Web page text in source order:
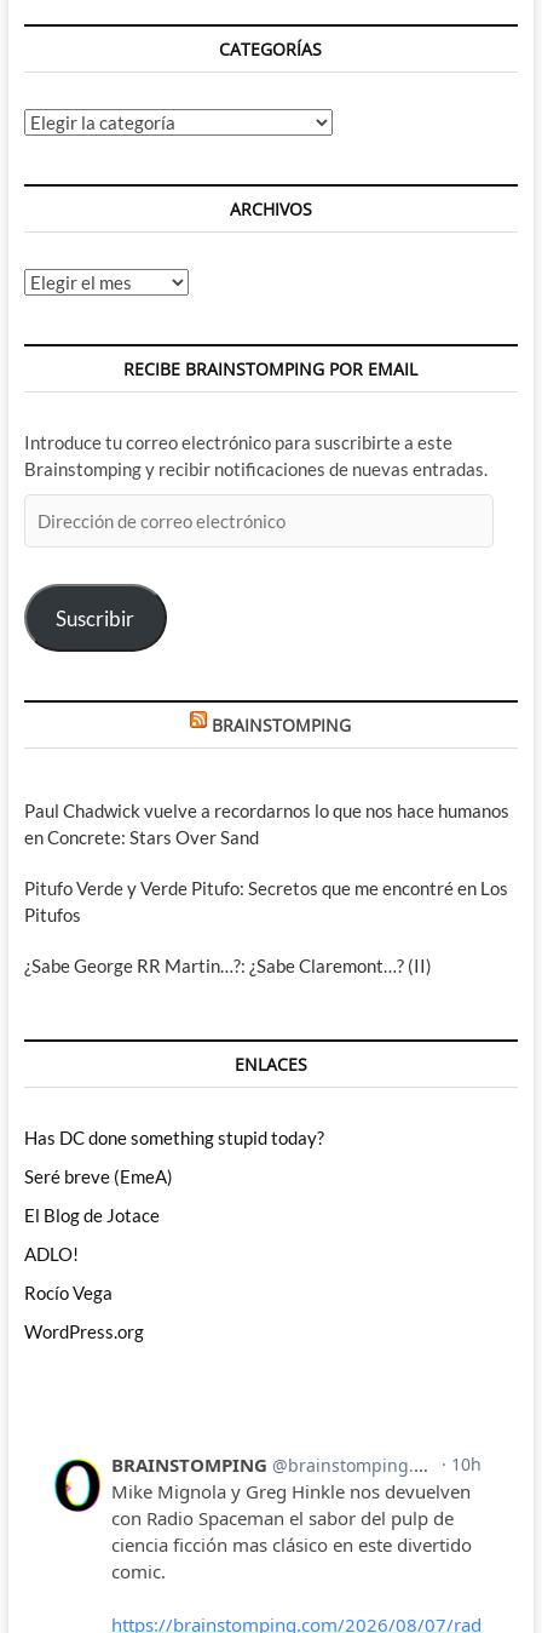
CATEGORÍAS
Categorías
ARCHIVOS
Archivos
RECIBE BRAINSTOMPING POR EMAIL
Introduce tu correo electrónico para suscribirte a este
Brainstomping y recibir notificaciones de nuevas entradas.
de
electrónico
Suscribir
BRAINSTOMPING
Paul Chadwick vuelve a recordarnos lo que nos hace humanos
en Concrete: Stars Over Sand
Pitufo Verde y Verde Pitufo: Secretos que me encontré en Los
Pitufos
¿Sabe George RR Martin…?: ¿Sabe Claremont…? (II)
ENLACES
Has DC done something stupid today?
Seré breve (EmeA)
El Blog de Jotace
ADLO!
Rocío Vega
WordPress.org